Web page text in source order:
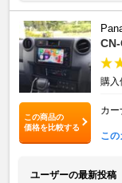
この商品の
価格を比較する
購入
カー
こ
ユーザーの最新投稿